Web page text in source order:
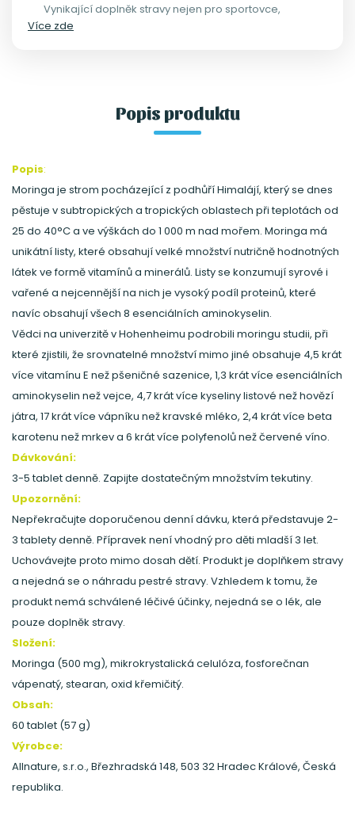
Vynikající doplněk stravy nejen pro sportovce,
vegany a vegetariány!
Více zde
Popis produktu
Popis:
Moringa je strom pocházející z podhůří Himalájí, který se dnes
pěstuje v subtropických a tropických oblastech při teplotách od
25 do 40°C a ve výškách do 1 000 m nad mořem. Moringa má
unikátní listy, které obsahují velké množství nutričně hodnotných
látek ve formě vitamínů a minerálů. Listy se konzumují syrové i
vařené a nejcennější na nich je vysoký podíl proteinů, které
navíc obsahují všech 8 esenciálních aminokyselin.
Vědci na univerzitě v Hohenheimu podrobili moringu studii, při
které zjistili, že srovnatelné množství mimo jiné obsahuje 4,5 krát
více vitamínu E než pšeničné sazenice, 1,3 krát více esenciálních
aminokyselin než vejce, 4,7 krát více kyseliny listové než hovězí
játra, 17 krát více vápníku než kravské mléko, 2,4 krát více beta
karotenu než mrkev a 6 krát více polyfenolů než červené víno.
Dávkování:
3-5 tablet denně. Zapijte dostatečným množstvím tekutiny.
Upozornění:
Nepřekračujte doporučenou denní dávku, která představuje 2-
3 tablety denně. Přípravek není vhodný pro děti mladší 3 let.
Uchovávejte proto mimo dosah dětí. Produkt je doplňkem stravy
a nejedná se o náhradu pestré stravy. Vzhledem k tomu, že
produkt nemá schválené léčivé účinky, nejedná se o lék, ale
pouze doplněk stravy.
Složení:
Moringa (500 mg), mikrokrystalická celulóza, fosforečnan
vápenatý, stearan, oxid křemičitý.
Obsah:
60 tablet (57 g)
Výrobce:
Allnature, s.r.o., Březhradská 148, 503 32 Hradec Králové, Česká
republika.